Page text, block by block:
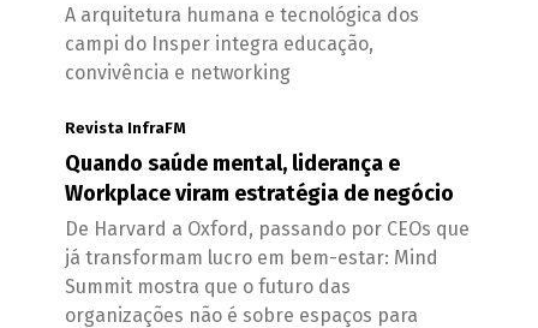
A arquitetura humana e tecnológica dos
campi do Insper integra educação,
convivência e networking
Revista InfraFM
Quando saúde mental, liderança e
Workplace viram estratégia de negócio
De Harvard a Oxford, passando por CEOs que
já transformam lucro em bem-estar: Mind
Summit mostra que o futuro das
organizações não é sobre espaços para